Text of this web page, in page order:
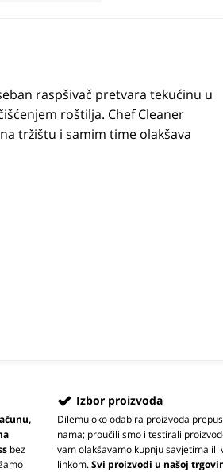
raspšivač pretvara tekućinu u
roštilja. Chef Cleaner
tržištu i samim time olakšava
bez
Izbor proizvoda
Dilemu oko odabira proizvoda
nama; proučili smo i testirali
vam olakšavamo kupnju savjetima ili
linkom.Svi proizvodi u našoj